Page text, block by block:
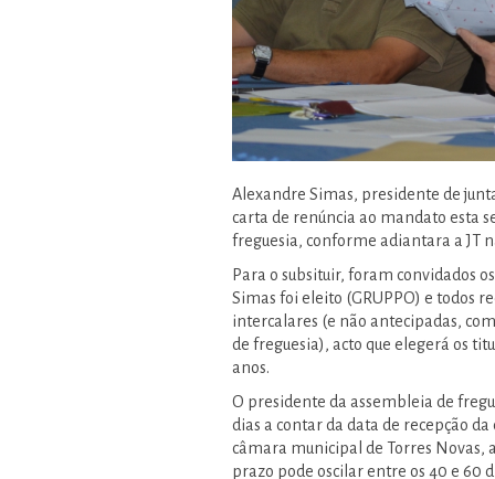
Alexandre Simas, presidente de
carta de renúncia ao mandato esta
freguesia, conforme adiantara a JT
Para o subsituir, foram convidados
Simas foi eleito (GRUPPO) e todos
intercalares (e não antecipadas,
de freguesia), acto que elegerá os
anos.
O presidente da assembleia de
dias a contar da data de recepção
câmara municipal de Torres Novas,
prazo pode oscilar entre os 40 e 60